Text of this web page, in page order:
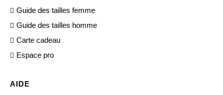
Guide des tailles femme
Guide des tailles homme
Carte cadeau
Espace pro
AIDE